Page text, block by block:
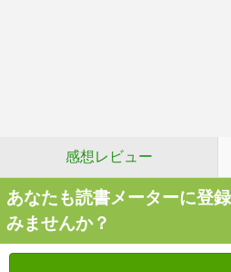
感想レビュー
あなたも読書メーターに登
みませんか？